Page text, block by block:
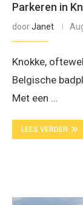
Parkeren in
doorJanet
Knokke,
Belgische
Met een …
LEES VERDER